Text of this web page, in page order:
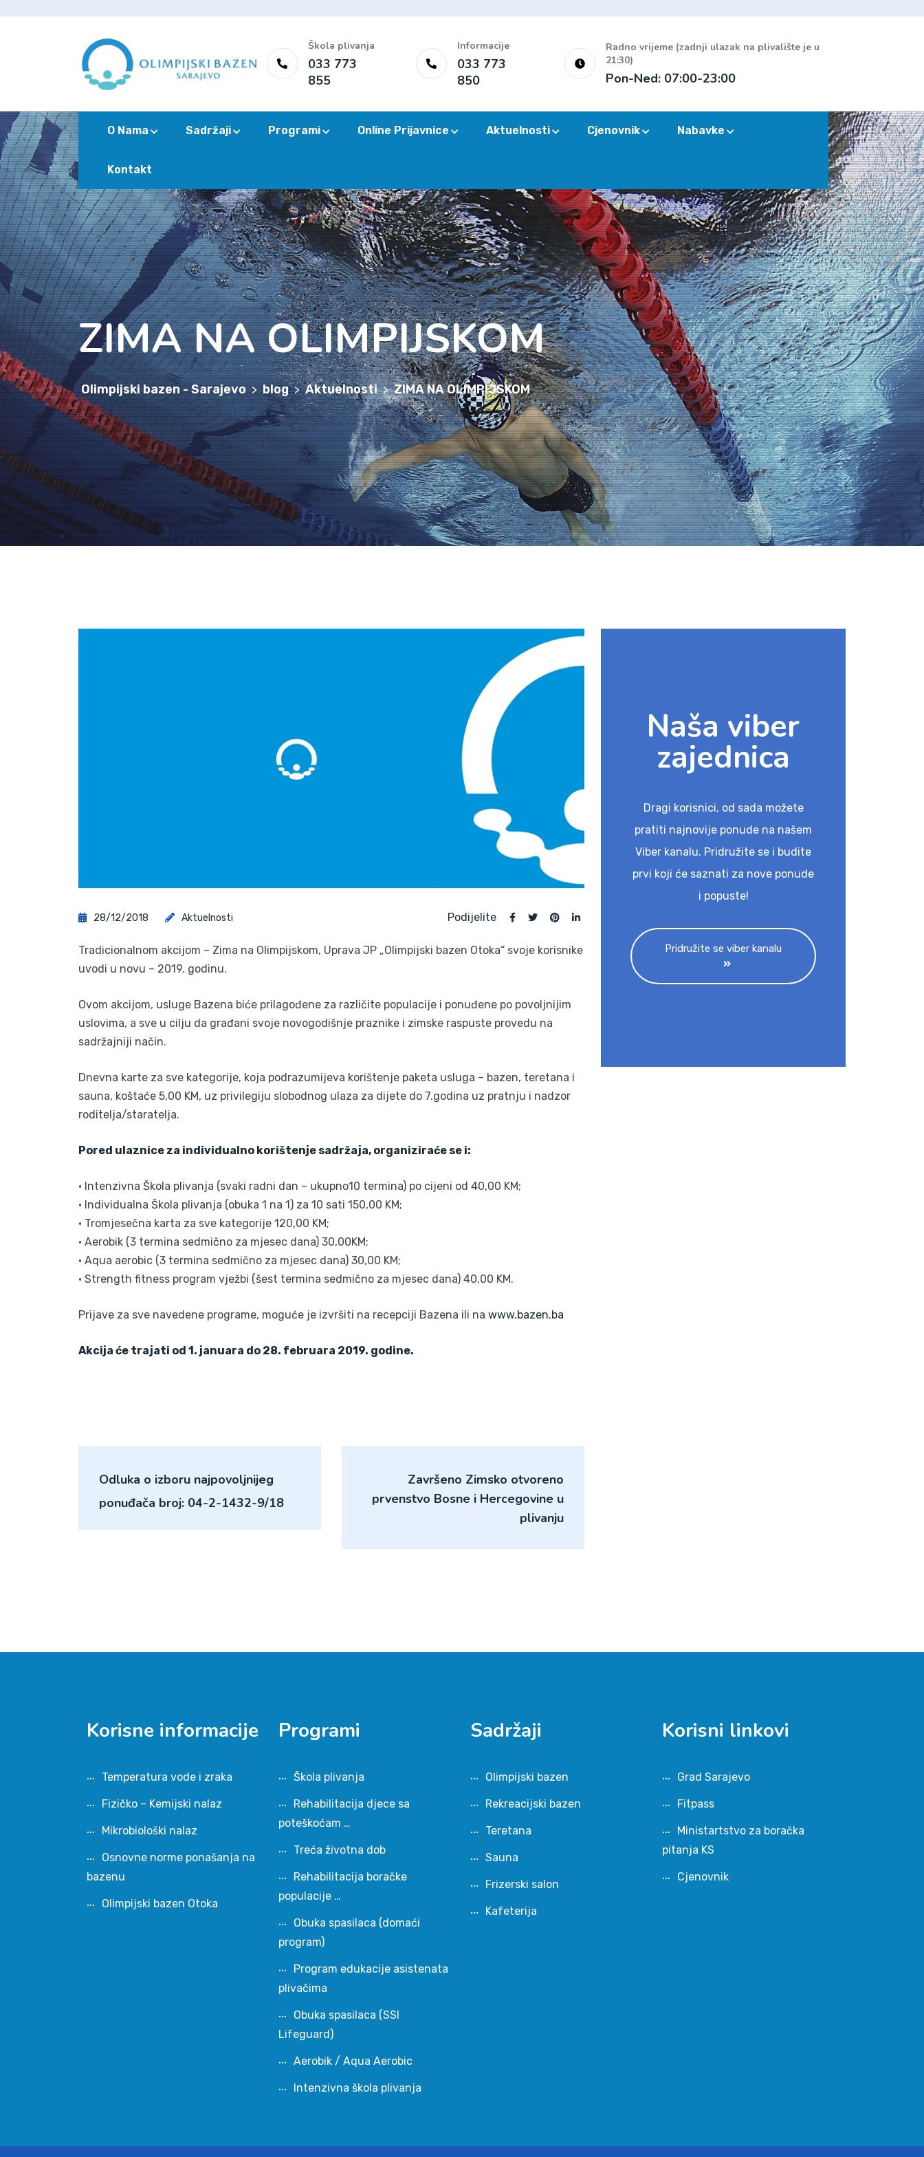
Škola plivanja
033 773
855
Informacije
033 773
850
Radno vrijeme (zadnji ulazak na plivalište je u
21:30)
Pon-Ned: 07:00-23:00
O Nama Sadržaji Programi Online Prijavnice Aktuelnosti Cjenovnik Nabavke
Kontakt
ZIMA NA OLIMPIJSKOM
Olimpijski bazen - Sarajevo > blog > Aktuelnosti > ZIMA NA OLIMPIJSKOM
28/12/2018 Aktuelnosti Podijelite
Tradicionalnom akcijom – Zima na Olimpijskom, Uprava JP „Olimpijski bazen Otoka“ svoje korisnike
uvodi u novu – 2019. godinu.
Ovom akcijom, usluge Bazena biće prilagođene za različite populacije i ponuđene po povoljnijim
uslovima, a sve u cilju da građani svoje novogodišnje praznike i zimske raspuste provedu na
sadržajniji način.
Dnevna karte za sve kategorije, koja podrazumijeva korištenje paketa usluga – bazen, teretana i
sauna, koštaće 5,00 KM, uz privilegiju slobodnog ulaza za dijete do 7.godina uz pratnju i nadzor
roditelja/staratelja.
Pored ulaznice za individualno korištenje sadržaja, organiziraće se i:
• Intenzivna Škola plivanja (svaki radni dan – ukupno10 termina) po cijeni od 40,00 KM;
• Individualna Škola plivanja (obuka 1 na 1) za 10 sati 150,00 KM;
• Tromjesečna karta za sve kategorije 120,00 KM;
• Aerobik (3 termina sedmično za mjesec dana) 30,00KM;
• Aqua aerobic (3 termina sedmično za mjesec dana) 30,00 KM;
• Strength fitness program vježbi (šest termina sedmično za mjesec dana) 40,00 KM.
Prijave za sve navedene programe, moguće je izvršiti na recepciji Bazena ili na www.bazen.ba
Akcija će trajati od 1. januara do 28. februara 2019. godine.
Odluka o izboru najpovoljnijeg
ponuđača broj: 04-2-1432-9/18
Završeno Zimsko otvoreno
prvenstvo Bosne i Hercegovine u
plivanju
Naša viber
zajednica
Dragi korisnici, od sada možete
pratiti najnovije ponude na našem
Viber kanalu. Pridružite se i budite
prvi koji će saznati za nove ponude
i popuste!
Pridružite se viber kanalu
Korisne informacije
Temperatura vode i zraka
Fizičko – Kemijski nalaz
Mikrobiološki nalaz
Osnovne norme ponašanja na
bazenu
Olimpijski bazen Otoka
Programi
Škola plivanja
Rehabilitacija djece sa
poteškoćam …
Treća životna dob
Rehabilitacija boračke
populacije …
Obuka spasilaca (domaći
program)
Program edukacije asistenata
plivačima
Obuka spasilaca (SSI
Lifeguard)
Aerobik / Aqua Aerobic
Intenzivna škola plivanja
Sadržaji
Olimpijski bazen
Rekreacijski bazen
Teretana
Sauna
Frizerski salon
Kafeterija
Korisni linkovi
Grad Sarajevo
Fitpass
Ministartstvo za boračka
pitanja KS
Cjenovnik